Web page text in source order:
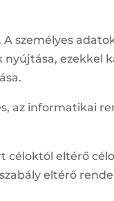
személyes
ezekkel
az informatikai
eltérő
eltérő